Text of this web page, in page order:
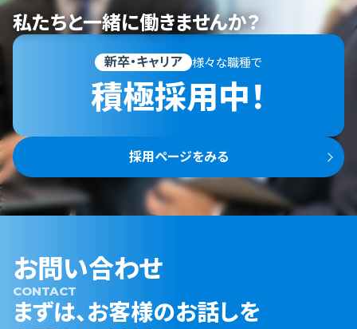
私たちと一緒に働きませんか？
新卒・キャリア 様々な職種で
積極採用中！
採用ページをみる
お問い合わせ
CONTACT
まずは、お客様のお話しを